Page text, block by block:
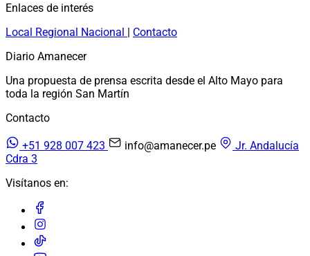
Enlaces de interés
Local Regional Nacional | Contacto
Diario Amanecer
Una propuesta de prensa escrita desde el Alto Mayo para
toda la región San Martín
Contacto
+51 928 007 423 info@amanecer.pe
Jr. Andalucía
Cdra 3
Visítanos en: